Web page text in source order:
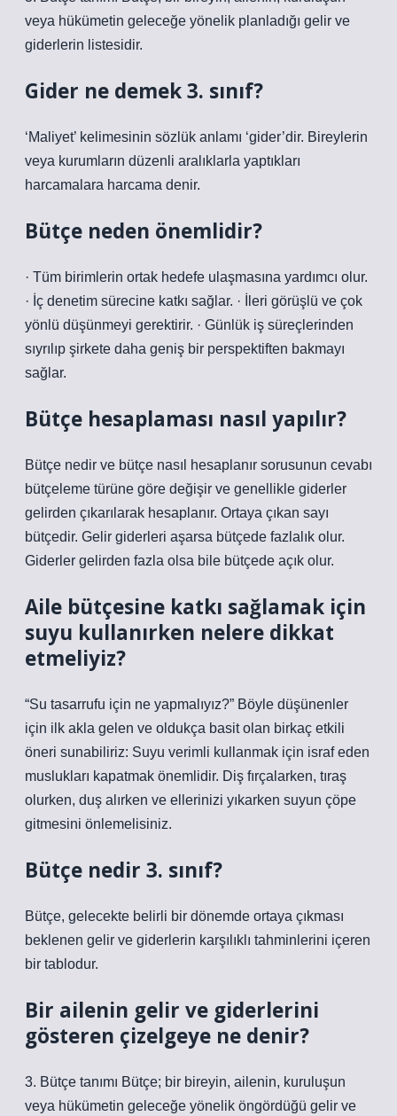
veya hükümetin geleceğe yönelik planladığı gelir ve
giderlerin listesidir.
Gider ne demek 3. sınıf?
‘Maliyet’ kelimesinin sözlük anlamı ‘gider’dir. Bireylerin
veya kurumların düzenli aralıklarla yaptıkları
harcamalara harcama denir.
Bütçe neden önemlidir?
· Tüm birimlerin ortak hedefe ulaşmasına yardımcı olur.
· İç denetim sürecine katkı sağlar. · İleri görüşlü ve çok
yönlü düşünmeyi gerektirir. · Günlük iş süreçlerinden
sıyrılıp şirkete daha geniş bir perspektiften bakmayı
sağlar.
Bütçe hesaplaması nasıl yapılır?
Bütçe nedir ve bütçe nasıl hesaplanır sorusunun cevabı
bütçeleme türüne göre değişir ve genellikle giderler
gelirden çıkarılarak hesaplanır. Ortaya çıkan sayı
bütçedir. Gelir giderleri aşarsa bütçede fazlalık olur.
Giderler gelirden fazla olsa bile bütçede açık olur.
Aile bütçesine katkı sağlamak için
suyu kullanırken nelere dikkat
etmeliyiz?
“Su tasarrufu için ne yapmalıyız?” Böyle düşünenler
için ilk akla gelen ve oldukça basit olan birkaç etkili
öneri sunabiliriz: Suyu verimli kullanmak için israf eden
muslukları kapatmak önemlidir. Diş fırçalarken, tıraş
olurken, duş alırken ve ellerinizi yıkarken suyun çöpe
gitmesini önlemelisiniz.
Bütçe nedir 3. sınıf?
Bütçe, gelecekte belirli bir dönemde ortaya çıkması
beklenen gelir ve giderlerin karşılıklı tahminlerini içeren
bir tablodur.
Bir ailenin gelir ve giderlerini
gösteren çizelgeye ne denir?
3. Bütçe tanımı Bütçe; bir bireyin, ailenin, kuruluşun
veya hükümetin geleceğe yönelik öngördüğü gelir ve